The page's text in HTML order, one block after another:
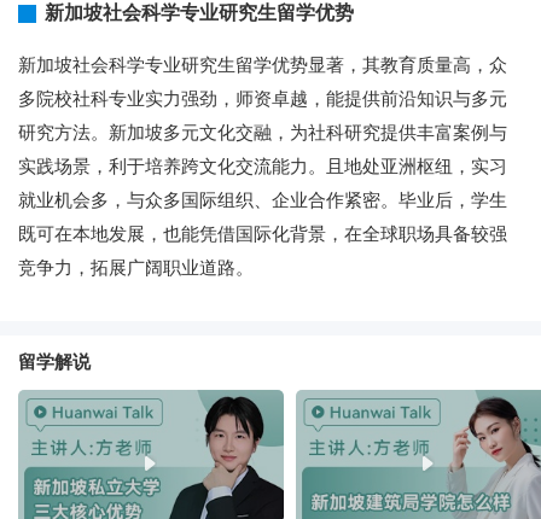
新加坡社会科学专业研究生留学优势
新加坡社会科学专业研究生留学优势显著，其教育质量高，众
多院校社科专业实力强劲，师资卓越，能提供前沿知识与多元
研究方法。新加坡多元文化交融，为社科研究提供丰富案例与
实践场景，利于培养跨文化交流能力。且地处亚洲枢纽，实习
就业机会多，与众多国际组织、企业合作紧密。毕业后，学生
既可在本地发展，也能凭借国际化背景，在全球职场具备较强
竞争力，拓展广阔职业道路。
留学解说